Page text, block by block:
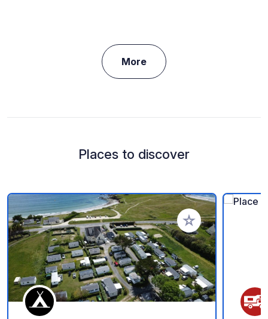
More
Places to discover
Add to your